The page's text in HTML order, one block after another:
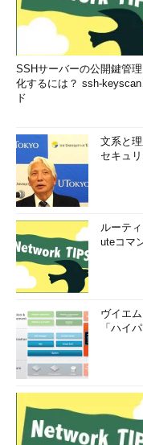
SSHサーバーの公開鍵管
化するには？ ssh-keyscan
ド
文系と
セキュ
ルーテ
uteコマ
ヴイエ
「ハイ